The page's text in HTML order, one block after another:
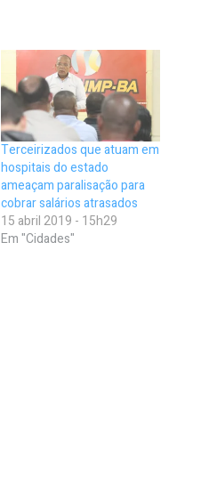
Terceirizados que atuam em
hospitais do estado
ameaçam paralisação para
cobrar salários atrasados
15 abril 2019 - 15h29
Em "Cidades"